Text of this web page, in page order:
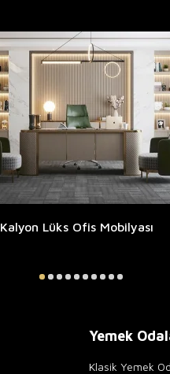
Kalyon Lüks Ofis Mobilyası
Yemek
Klasik Yemek